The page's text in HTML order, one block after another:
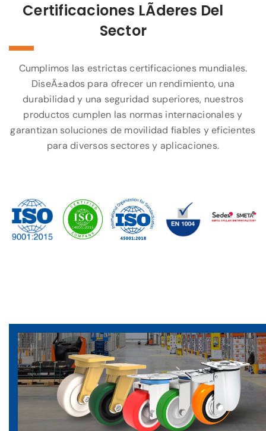
Certificaciones LÃ­deres Del
Sector
Cumplimos las estrictas certificaciones mundiales.
DiseÃ±ados para ofrecer un rendimiento, una
durabilidad y una seguridad superiores, nuestros
productos cumplen las normas internacionales y
garantizan soluciones de movilidad fiables y eficientes
para diversos sectores y aplicaciones.